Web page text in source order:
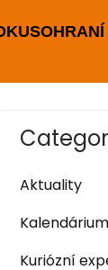
Aktuality
Kalendárium
Kuriózní